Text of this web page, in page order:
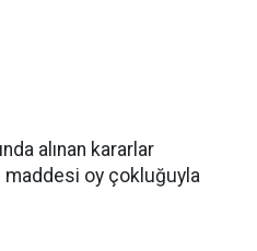
alınan kararlar
maddesi oy çokluğuyla